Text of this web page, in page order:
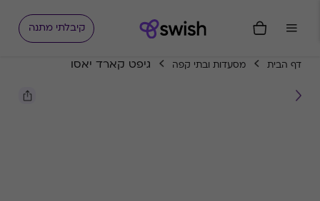
קיבלתי מתנה
דף הבית מסעדות ובתי קפה גיפט קארד יאסו